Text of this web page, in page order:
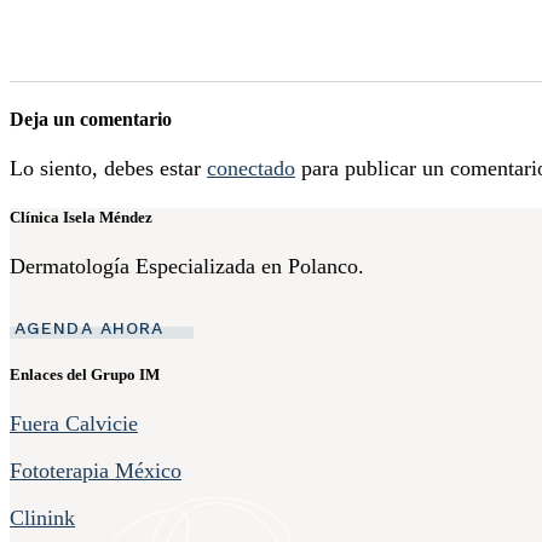
Deja un comentario
Lo siento, debes estar conectado para publicar un
Clínica Isela Méndez
Dermatología Especializada en Polanco.
AGENDA AHORA
Enlaces del Grupo IM
Fuera Calvicie
Fototerapia México
Clinink